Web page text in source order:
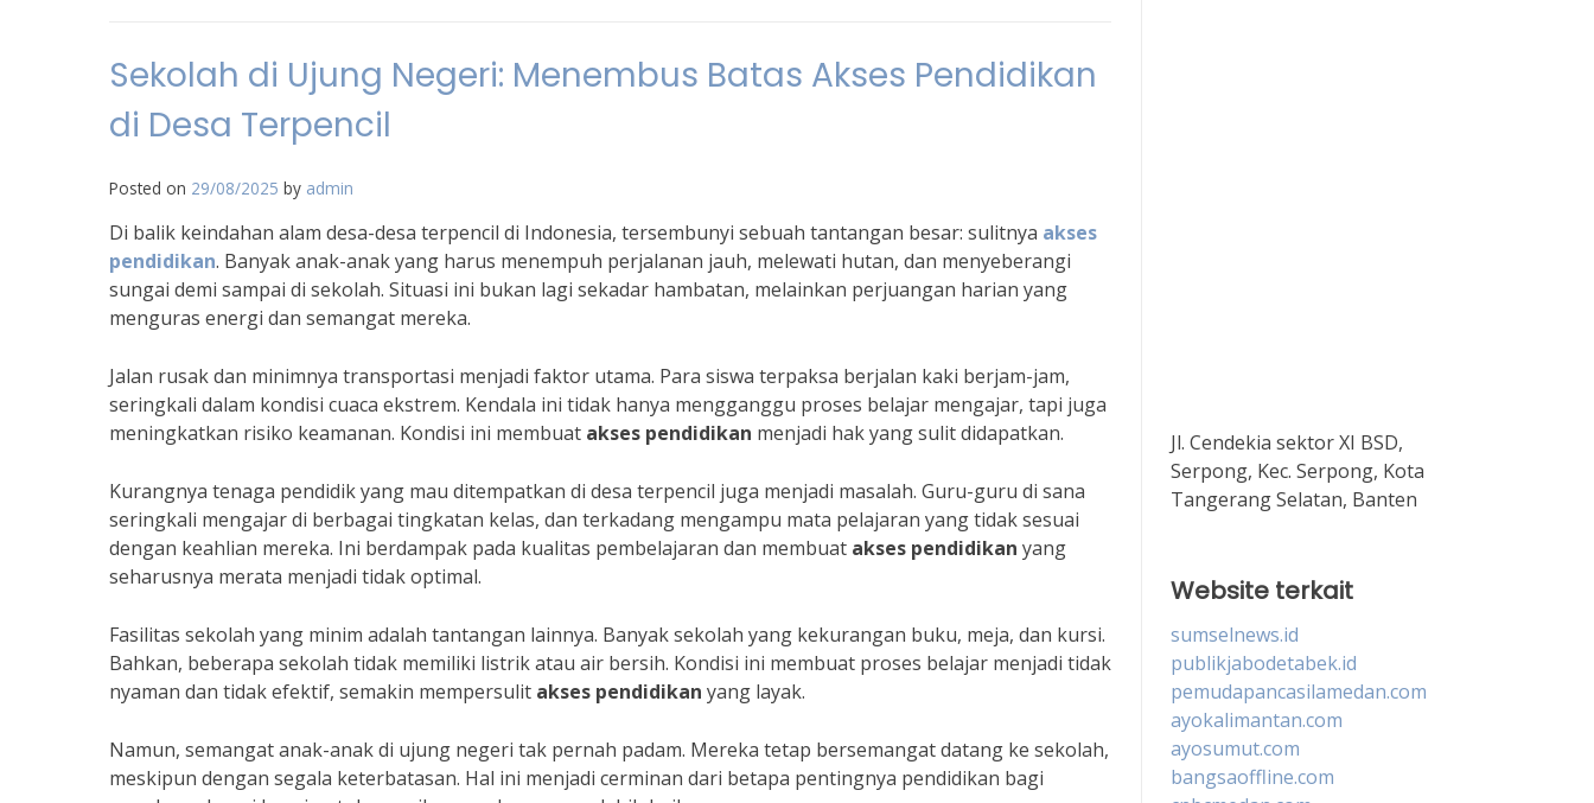
Sekolah di Ujung Negeri: Menembus Batas Akses Pendidikan
di Desa Terpencil
Posted on 29/08/2025 by admin
Di balik keindahan alam desa-desa terpencil di Indonesia, tersembunyi sebuah tantangan besar: sulitnya akses
pendidikan. Banyak anak-anak yang harus menempuh perjalanan jauh, melewati hutan, dan menyeberangi
sungai demi sampai di sekolah. Situasi ini bukan lagi sekadar hambatan, melainkan perjuangan harian yang
menguras energi dan semangat mereka.
Jalan rusak dan minimnya transportasi menjadi faktor utama. Para siswa terpaksa berjalan kaki berjam-jam,
seringkali dalam kondisi cuaca ekstrem. Kendala ini tidak hanya mengganggu proses belajar mengajar, tapi juga
meningkatkan risiko keamanan. Kondisi ini membuat akses pendidikan menjadi hak yang sulit didapatkan.
Kurangnya tenaga pendidik yang mau ditempatkan di desa terpencil juga menjadi masalah. Guru-guru di sana
seringkali mengajar di berbagai tingkatan kelas, dan terkadang mengampu mata pelajaran yang tidak sesuai
dengan keahlian mereka. Ini berdampak pada kualitas pembelajaran dan membuat akses pendidikan yang
seharusnya merata menjadi tidak optimal.
Fasilitas sekolah yang minim adalah tantangan lainnya. Banyak sekolah yang kekurangan buku, meja, dan kursi.
Bahkan, beberapa sekolah tidak memiliki listrik atau air bersih. Kondisi ini membuat proses belajar menjadi tidak
nyaman dan tidak efektif, semakin mempersulit akses pendidikan yang layak.
Namun, semangat anak-anak di ujung negeri tak pernah padam. Mereka tetap bersemangat datang ke sekolah,
meskipun dengan segala keterbatasan. Hal ini menjadi cerminan dari betapa pentingnya pendidikan bagi
Jl. Cendekia sektor XI BSD,
Serpong, Kec. Serpong, Kota
Tangerang Selatan, Banten
Website terkait
sumselnews.id
publikjabodetabek.id
pemudapancasilamedan.com
ayokalimantan.com
ayosumut.com
bangsaoffline.com